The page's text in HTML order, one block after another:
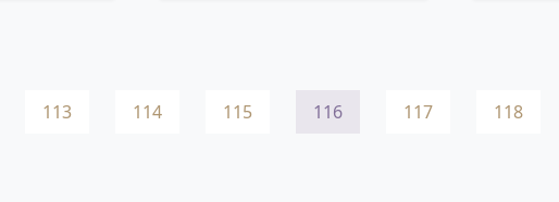
113 114 115 116 117 118